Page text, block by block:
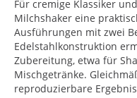
Für cremige Klassiker
Milchshaker eine
Ausführungen mit zwei
Edelstahlkonstruktion
Zubereitung, etwa für
Mischgetränke.
reproduzierbare